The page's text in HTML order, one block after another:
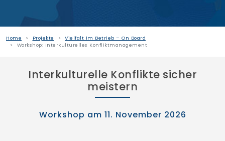
Home Projekte
Vielfalt im Betrieb – On Board
Workshop: Interkulturelles Konfliktmanagement
Interkulturelle Konflikte sicher
meistern
Workshop am 11. November 2026